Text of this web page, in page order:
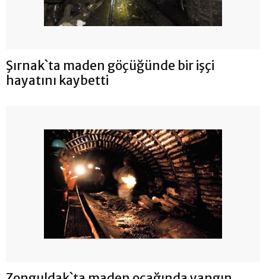
Şırnak`ta maden göçüğünde bir işçi
hayatını kaybetti